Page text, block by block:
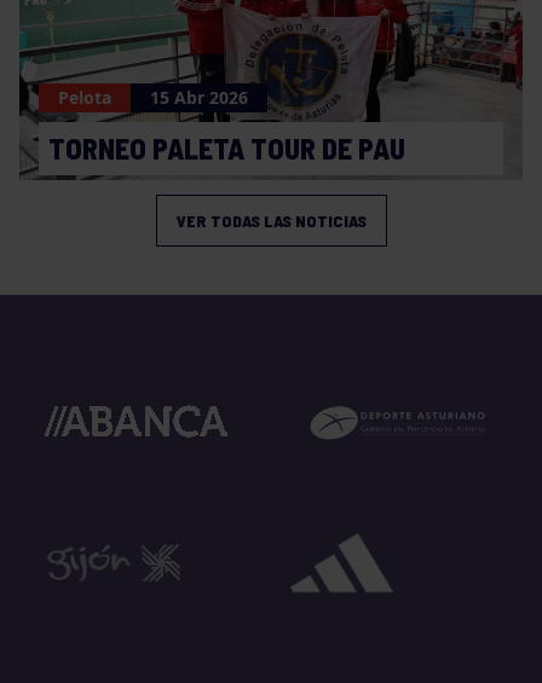
Pelota 15 Abr 2026
TORNEO PALETA TOUR DE PAU
VER TODAS LAS NOTICIAS